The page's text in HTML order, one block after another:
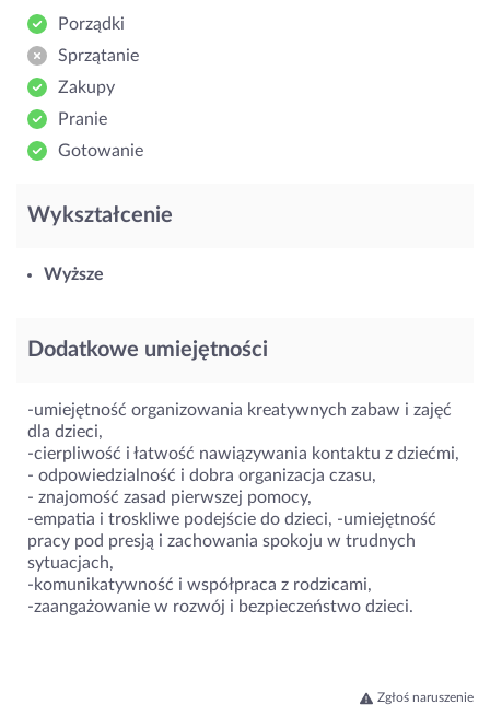
Porządki
Sprzątanie
Zakupy
Pranie
Gotowanie
Wykształcenie
Wyższe
Dodatkowe umiejętności
-umiejętność organizowania kreatywnych zabaw i zajęć
dla dzieci,
-cierpliwość i łatwość nawiązywania kontaktu z dziećmi,
- odpowiedzialność i dobra organizacja czasu,
- znajomość zasad pierwszej pomocy,
-empatia i troskliwe podejście do dzieci, -umiejętność
pracy pod presją i zachowania spokoju w trudnych
sytuacjach,
-komunikatywność i współpraca z rodzicami,
-zaangażowanie w rozwój i bezpieczeństwo dzieci.
Zgłoś naruszenie